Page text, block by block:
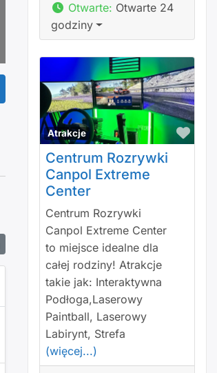
Otwarte: Otwarte 24
godziny
Atrakcje
Centrum Rozrywki
Canpol Extreme
Center
Centrum Rozrywki
Canpol Extreme Center
to miejsce idealne dla
całej rodziny! Atrakcje
takie jak: Interaktywna
Podłoga,Laserowy
Paintball, Laserowy
Labirynt, Strefa
(więcej...)